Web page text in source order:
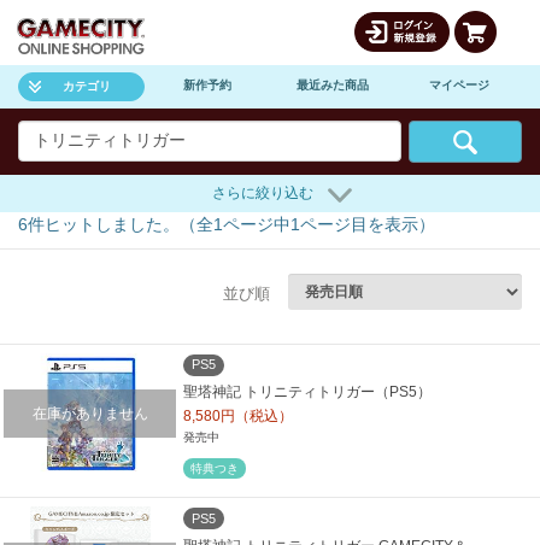
カテゴリ 新作予約 最近みた商品 マイページ
さらに絞り込む
6件ヒットしました。（全1ページ中1ページ目を表示）
並び順
在庫がありません
PS5
聖塔神記 トリニティトリガー（PS5）
8,580円（税込）
発売中
特典つき
PS5